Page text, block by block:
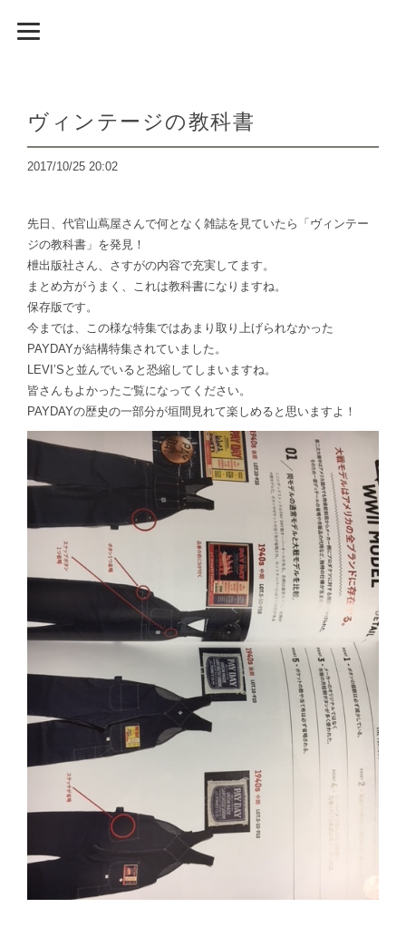
ヴィンテージの教科書
2017/10/25 20:02
先日、代官山蔦屋さんで何となく雑誌を見ていたら「ヴィンテー
ジの教科書」を発見！
枻出版社さん、さすがの内容で充実してます。
まとめ方がうまく、これは教科書になりますね。
保存版です。
今までは、この様な特集ではあまり取り上げられなかった
PAYDAYが結構特集されていました。
LEVI’Sと並んでいると恐縮してしまいますね。
皆さんもよかったご覧になってください。
PAYDAYの歴史の一部分が垣間見れて楽しめると思いますよ！